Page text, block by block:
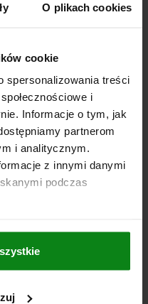
O plikach cookies
cookie
spersonalizowania treści
i
Informacje o tym, jak
partnerom
i analitycznym.
z innymi danymi
podczas
D=M10
SKOK=2 N=1,6
SZCZEGÓŁY